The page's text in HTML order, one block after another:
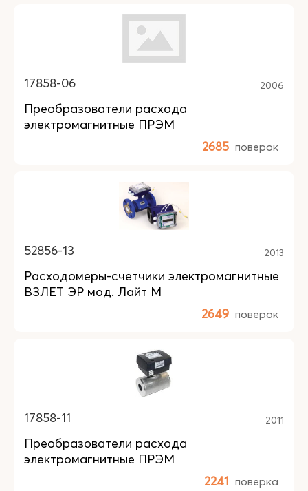
17858-06 2006
Преобразователи расхода
электромагнитные ПРЭМ
2685 поверок
52856-13 2013
Расходомеры-счетчики электромагнитные
ВЗЛЕТ ЭР мод. Лайт М
2649 поверок
17858-11 2011
Преобразователи расхода
электромагнитные ПРЭМ
2241 поверка